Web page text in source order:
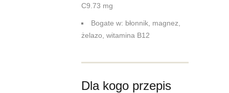
C9.73 mg
Bogate w: błonnik, magnez,
żelazo, witamina B12
Dla kogo przepis